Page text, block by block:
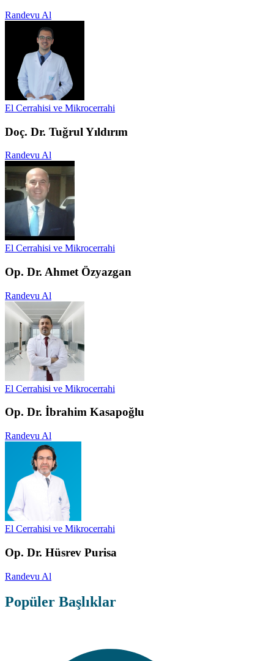
Randevu Al
El Cerrahisi ve Mikrocerrahi
Doç. Dr. Tuğrul Yıldırım
Randevu Al
El Cerrahisi ve Mikrocerrahi
Op. Dr. Ahmet Özyazgan
Randevu Al
El Cerrahisi ve Mikrocerrahi
Op. Dr. İbrahim Kasapoğlu
Randevu Al
El Cerrahisi ve Mikrocerrahi
Op. Dr. Hüsrev Purisa
Randevu Al
Popüler Başlıklar